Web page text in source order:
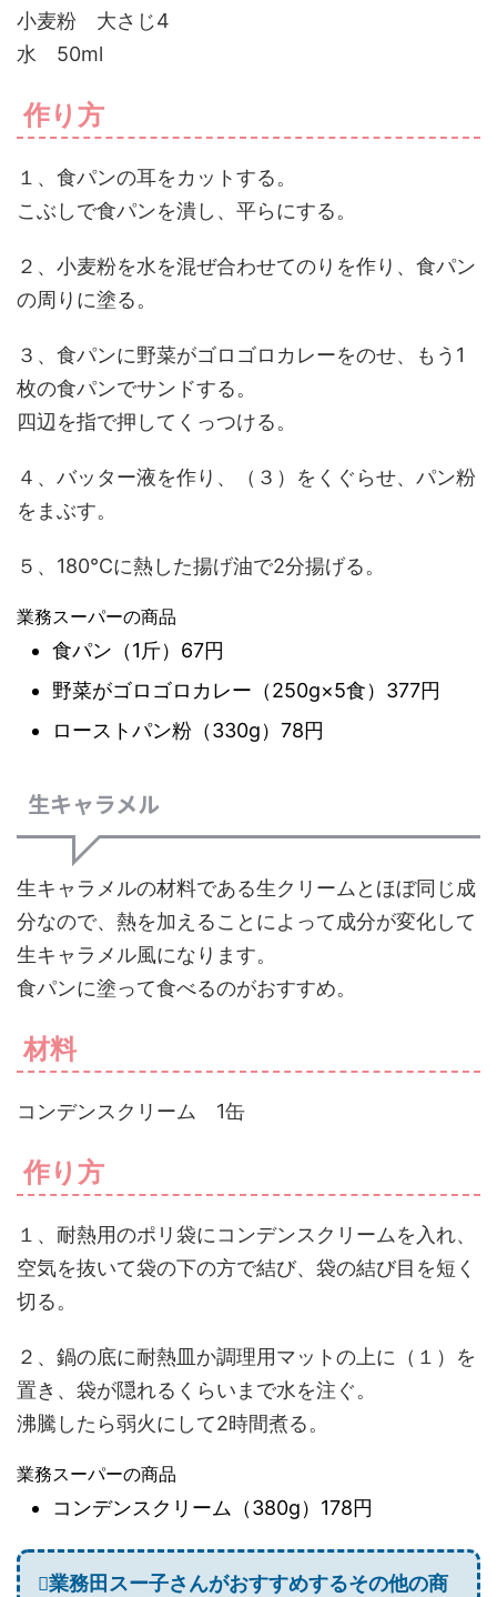
小麦粉 大さじ4
水 50ml
作り方
１、食パンの耳をカットする。
こぶしで食パンを潰し、平らにする。
２、小麦粉を水を混ぜ合わせてのりを作り、食パン
の周りに塗る。
３、食パンに野菜がゴロゴロカレーをのせ、もう1
枚の食パンでサンドする。
四辺を指で押してくっつける。
４、バッター液を作り、（３）をくぐらせ、パン粉
をまぶす。
５、180℃に熱した揚げ油で2分揚げる。
業務スーパーの商品
食パン（1斤）67円
野菜がゴロゴロカレー（250g×5食）377円
ローストパン粉（330g）78円
生キャラメル
生キャラメルの材料である生クリームとほぼ同じ成
分なので、熱を加えることによって成分が変化して
生キャラメル風になります。
食パンに塗って食べるのがおすすめ。
材料
コンデンスクリーム 1缶
作り方
１、耐熱用のポリ袋にコンデンスクリームを入れ、
空気を抜いて袋の下の方で結び、袋の結び目を短く
切る。
２、鍋の底に耐熱皿か調理用マットの上に（１）を
置き、袋が隠れるくらいまで水を注ぐ。
沸騰したら弱火にして2時間煮る。
業務スーパーの商品
コンデンスクリーム（380g）178円
業務田スー子さんがおすすめするその他の商